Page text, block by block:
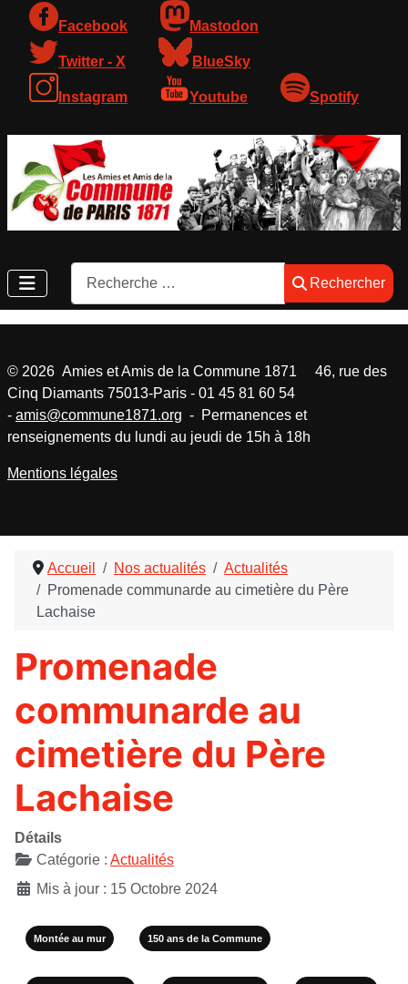
Facebook Mastodon
Twitter - X BlueSky
Instagram Youtube Spotify
Rechercher
Rechercher
Accueil Nos actualités
Actualités
Promenade communarde au cimetière du Père
Lachaise
Promenade
communarde au
cimetière du Père
Lachaise
Détails
Catégorie : Actualités
Mis à jour : 15 Octobre 2024
Montée au mur 150 ans de la Commune
© 2026 Amies et Amis de la Commune 1871 46, rue des
Cinq Diamants 75013-Paris - 01 45 81 60 54
- amis@commune1871.org - Permanences et
renseignements du lundi au jeudi de 15h à 18h
Mentions légales